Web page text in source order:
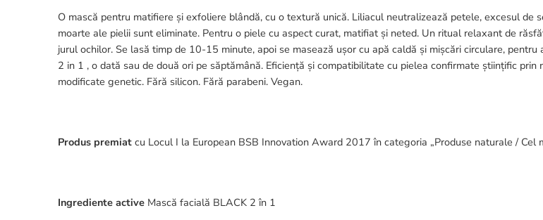
O mască pentru matifiere și exfoliere blândă, cu o textură unică. Liliacul neutralizează petele, excesul de
moarte ale pielii sunt eliminate. Pentru o piele cu aspect curat, matifiat și neted. Un ritual relaxant de
jurul ochilor. Se lasă timp de 10-15 minute, apoi se masează ușor cu apă caldă și mișcări circulare,
2 in 1 , o dată sau de două ori pe săptămână. Eficiență și compatibilitate cu pielea confirmate științific
modificate genetic. Fără silicon. Fără parabeni. Vegan.
Produs premiat cu Locul I la European BSB Innovation Award 2017 în categoria „Produse naturale / Cel
Ingrediente active Mască facială BLACK 2 în 1